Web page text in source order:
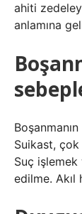
ahiti
anlamına
Suikast,
Suç
edilme. Akıl